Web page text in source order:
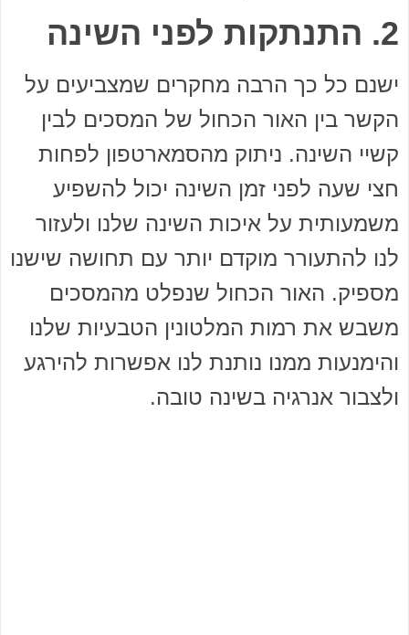
2. התנתקות לפני השינה
ישנם כל כך הרבה מחקרים שמצביעים על
הקשר בין האור הכחול של המסכים לבין
קשיי השינה. ניתוק מהסמארטפון לפחות
חצי שעה לפני זמן השינה יכול להשפיע
משמעותית על איכות השינה שלנו ולעזור
לנו להתעורר מוקדם יותר עם תחושה שישנו
מספיק. האור הכחול שנפלט מהמסכים
משבש את רמות המלטונין הטבעיות שלנו
והימנעות ממנו נותנת לנו אפשרות להירגע
ולצבור אנרגיה בשינה טובה.